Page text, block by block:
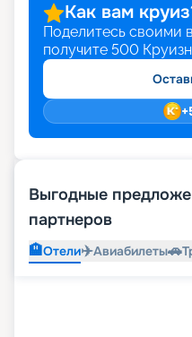
Как вам
Поделитесь своими
получите 500
+
Выгодные
партнеров
🏨Отели✈️Авиабилеты🚗